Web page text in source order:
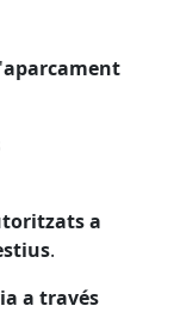
aparcament
a
.
a través